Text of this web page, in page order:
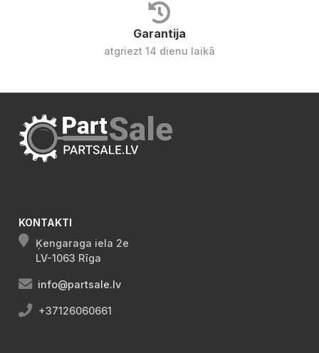
Garantija
atgriezt 14 dienu laikā
KONTAKTI
Ķengaraga iela 2e
LV-1063 Rīga
info@partsale.lv
+37126060661